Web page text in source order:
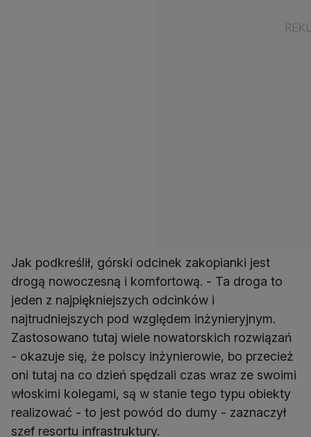
Jak podkreślił, górski odcinek zakopianki jest
drogą nowoczesną i komfortową. - Ta droga to
jeden z najpiękniejszych odcinków i
najtrudniejszych pod względem inżynieryjnym.
Zastosowano tutaj wiele nowatorskich rozwiązań
- okazuje się, że polscy inżynierowie, bo przecież
oni tutaj na co dzień spędzali czas wraz ze swoimi
włoskimi kolegami, są w stanie tego typu obiekty
realizować - to jest powód do dumy - zaznaczył
szef resortu infrastruktury.